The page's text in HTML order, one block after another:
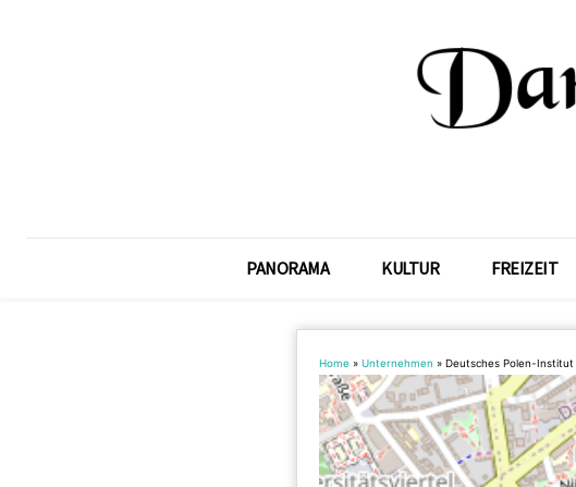
PANORAMA KULTUR FREIZEIT
Home » Unternehmen » Deutsches Polen-Institut